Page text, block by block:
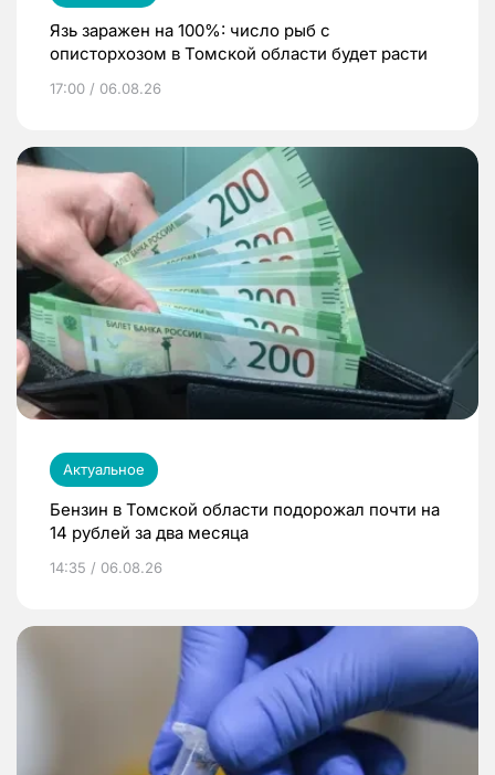
Язь заражен на 100%: число рыб с
описторхозом в Томской области будет расти
17:00 / 06.08.26
Актуальное
Бензин в Томской области подорожал почти на
14 рублей за два месяца
14:35 / 06.08.26